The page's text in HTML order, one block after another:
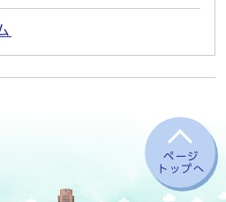
ページ
トップへ